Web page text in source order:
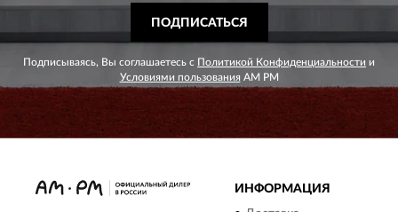
ПОДПИСАТЬСЯ
Подписываясь, Вы соглашаетесь с Политикой Конфиденциальности и
Условиями пользования AM PM
ИНФОРМАЦИЯ